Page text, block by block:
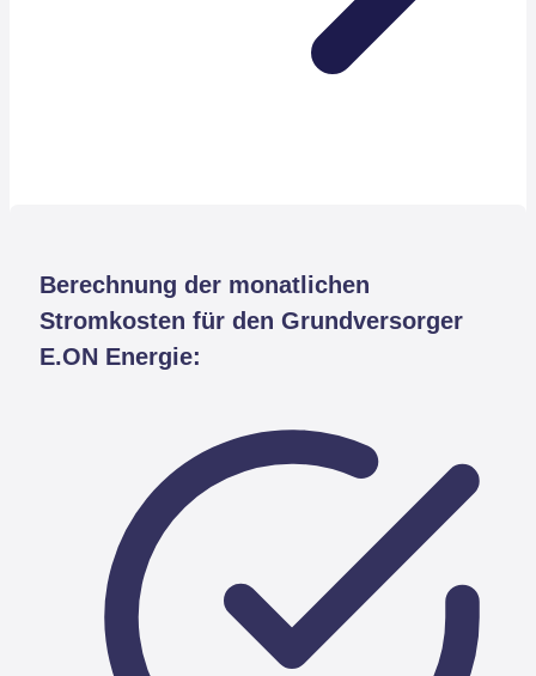
Berechnung der monatlichen
Stromkosten für den Grundversorger
E.ON Energie: